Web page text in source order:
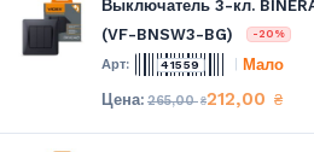
Выключатель 3-кл.
(VF-BNSW3-BG)
-20%
41559 Мало
265,00₴212,00 ₴